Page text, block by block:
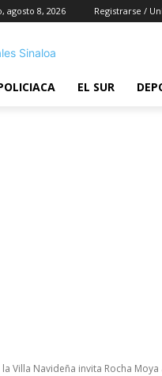
agosto 8, 2026 Registrarse /
EL SUR
Villa Navideña invita Rocha Moya